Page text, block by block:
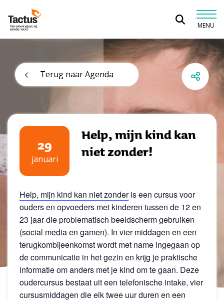
Spring naar content
Tactus Verslavingszorg
MENU
Terug naar Agenda
29
januari
Help, mijn kind kan
niet zonder!
Help, mijn kind kan niet zonderis een cursus voor
ouders en opvoeders met kinderen tussen de 12 en
23 jaar die problematisch beeldscherm gebruiken
(social media en gamen). In vier middagen en een
terugkombijeenkomst wordt met name ingegaan op
de communicatie in het gezin en krijg je praktische
informatie om anders met je kind om te gaan. Deze
oudercursus bestaat uit een telefonische intake, vier
cursusmiddagen die elk twee uur duren en een